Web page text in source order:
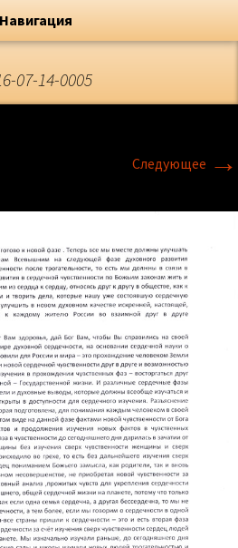
Николаевна
сайт
Навигация
07-14-0005
Следующее →